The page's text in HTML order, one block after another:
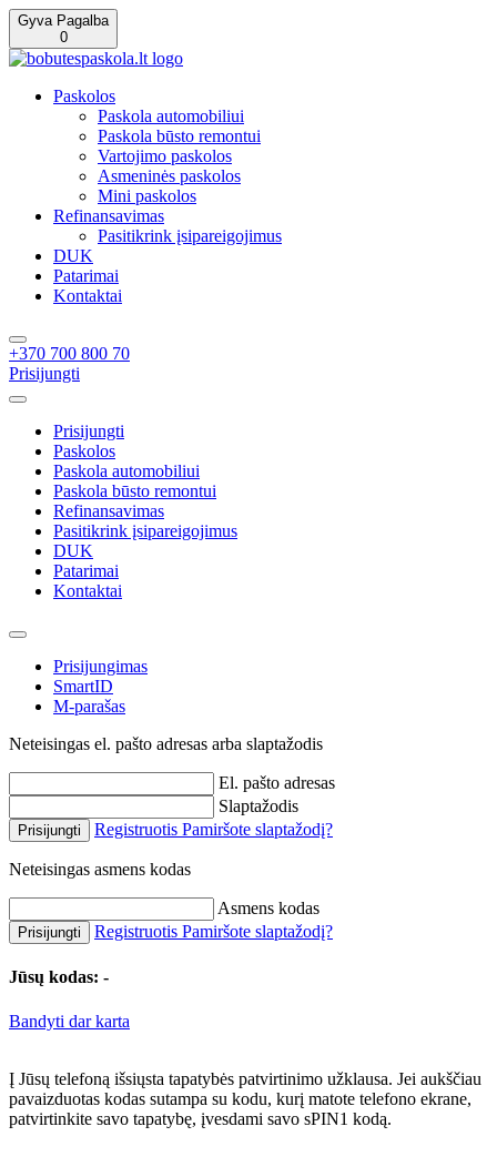
Gyva Pagalba
0
Paskolos
Paskola automobiliui
Paskola būsto remontui
Vartojimo paskolos
Asmeninės paskolos
Mini paskolos
Refinansavimas
Pasitikrink įsipareigojimus
DUK
Patarimai
Kontaktai
+370 700 800 70
Prisijungti
Prisijungti
Paskolos
Paskola automobiliui
Paskola būsto remontui
Refinansavimas
Pasitikrink įsipareigojimus
DUK
Patarimai
Kontaktai
Prisijungimas
SmartID
M-parašas
Neteisingas el. pašto adresas arba slaptažodis
El. pašto adresas
Slaptažodis
Prisijungti Registruotis Pamiršote slaptažodį?
Neteisingas asmens kodas
Asmens kodas
Prisijungti Registruotis Pamiršote slaptažodį?
Jūsų kodas: -
Bandyti dar karta
Į Jūsų telefoną išsiųsta tapatybės patvirtinimo užklausa. Jei aukščiau
pavaizduotas kodas sutampa su kodu, kurį matote telefono ekrane,
patvirtinkite savo tapatybę, įvesdami savo sPIN1 kodą.